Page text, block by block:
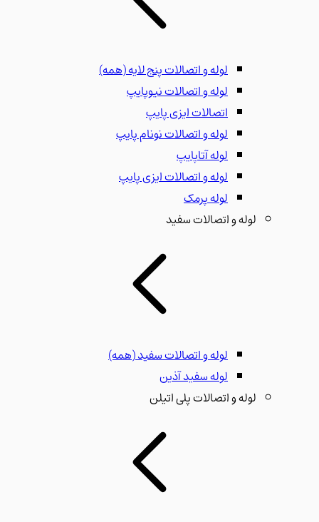
لوله و اتصالات پنج لایه(همه)
لوله و اتصالات نیوپایپ
اتصالات ایزی پایپ
لوله و اتصالات نونام پایپ
لوله آتاپایپ
لوله و اتصالات ایزی پایپ
لوله پرمک
لوله و اتصالات سفید
لوله و اتصالات سفید(همه)
لوله سفید آذین
لوله و اتصالات پلی اتیلن